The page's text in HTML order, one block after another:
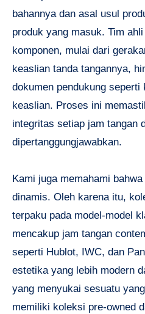
bahannya dan asal usul
produk yang masuk. Tim
komponen, mulai dari
keaslian tanda tangannya,
dokumen pendukung
keaslian. Proses ini
integritas setiap jam tangan
dipertanggungjawabkan.
Kami juga memahami
dinamis. Oleh karena itu,
terpaku pada model-model
mencakup jam tangan
seperti Hublot, IWC, dan
estetika yang lebih modern
yang menyukai sesuatu
memiliki koleksi pre-owned